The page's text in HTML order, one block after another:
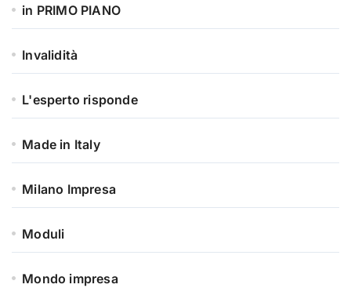
in PRIMO PIANO
Invalidità
L'esperto risponde
Made in Italy
Milano Impresa
Moduli
Mondo impresa